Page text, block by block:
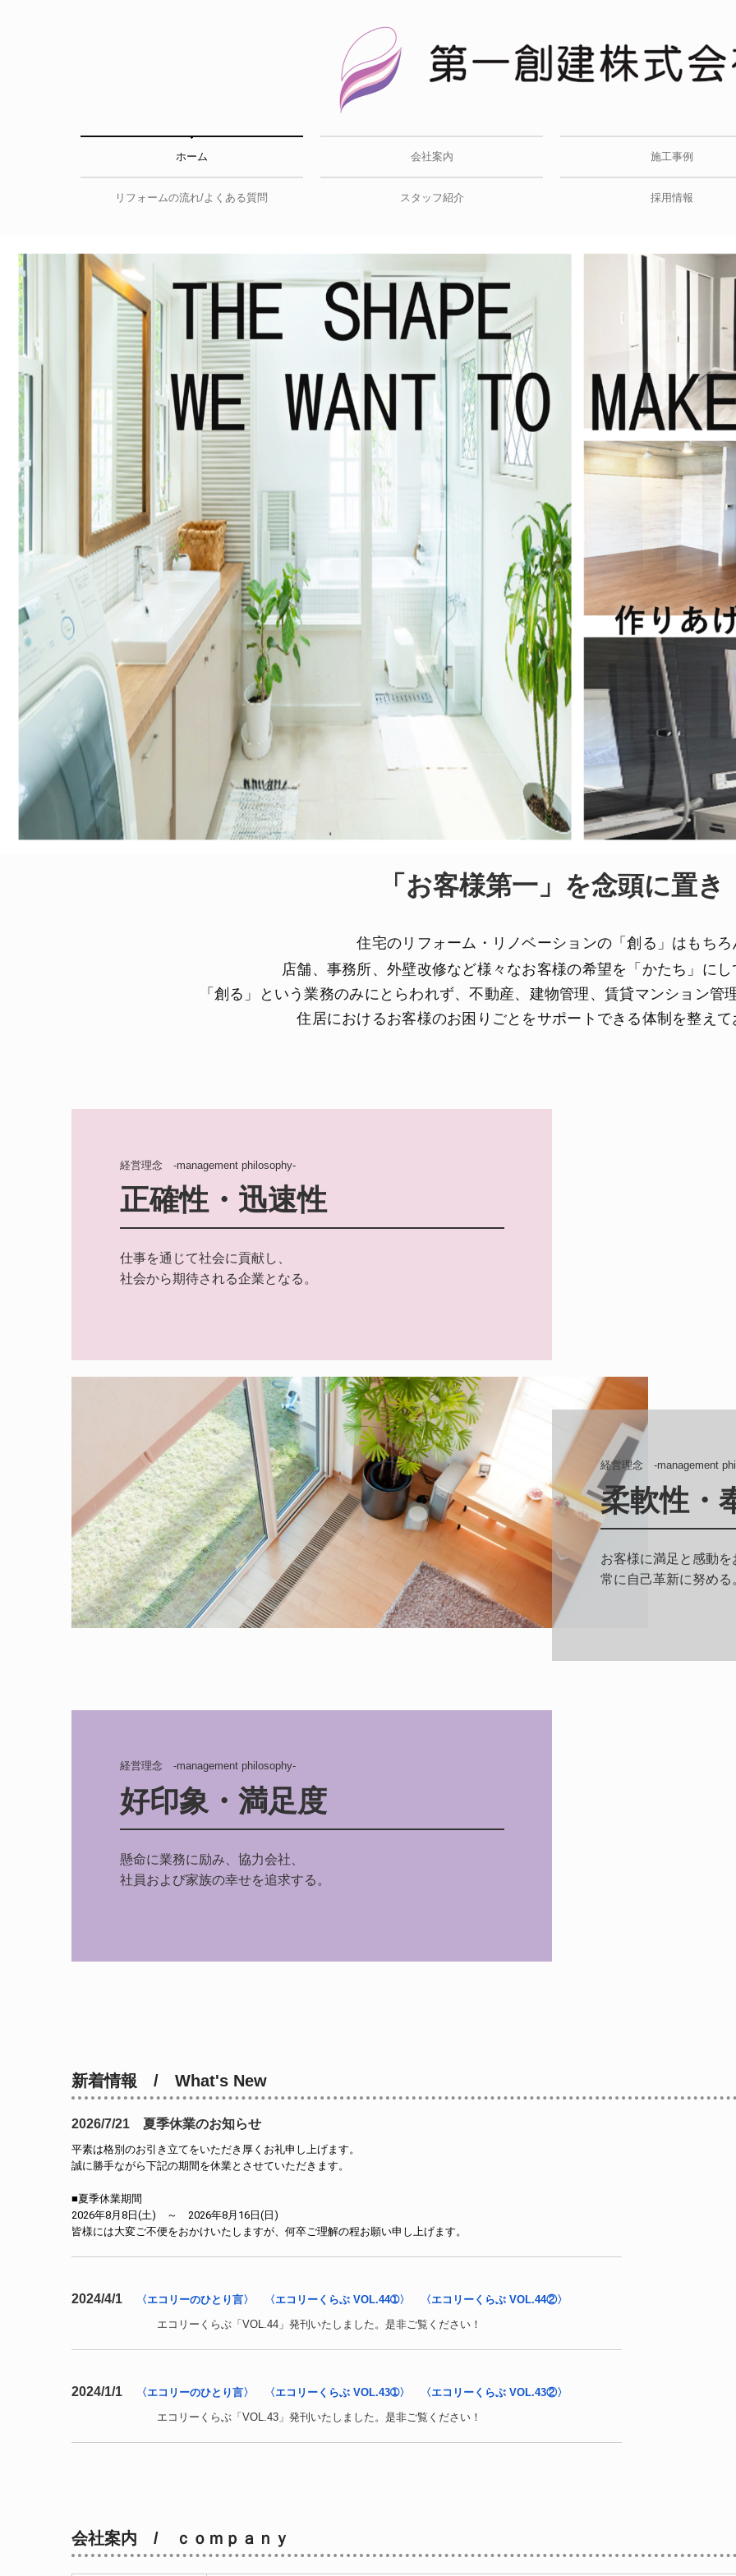
ホーム 会社案内 施工事例
リフォームの流れ/よくある質問 スタッフ紹介 採用情報
「お客様第一」を念頭に置き
住宅の リフォーム・リノベーションの「創る」はもちろ
店舗、事務所、外壁改修など様々なお客様の希望を「かたち」にし
「創る」という業務のみにとらわれず、不動産、建物管理、 賃貸マンション管
住居におけるお客様のお困りごとをサポートできる体制を整えて
経営理念　-management philosophy-
正確性・迅速性
仕事を通じて社会に貢献し、
社会から期待される企業となる。
経営理念　-management
柔軟性・
お客様に満足と感動を
常に自己革新に努める
経営理念　-management philosophy-
好印象・満足度
懸命に業務に励み、協力会社、
社員および家族の幸せを追求する。
新着情報 / What's New
2026/7/21 夏季休業のお知らせ
平素は格別のお引き立てをいただき厚くお礼申し上げます。
誠に勝手ながら下記の期間を休業とさせていただきます。
■夏季休業期間
2026年8月8日(土) ～ 2026年8月16日(日)
皆様には大変ご不便をおかけいたしますが、何卒ご理解の程お願い申し上げます。
2024/4/1 〈エコリーのひとり言〉 〈エコリーくらぶ VOL.44➀〉
〈エコリーくらぶ VOL.44②〉
エコリーくらぶ「VOL.44」発刊いたしました。是非ご覧ください！
2024/1/1 〈エコリーのひとり言〉 〈エコリーくらぶ VOL.43➀〉
〈エコリーくらぶ VOL.43②〉
エコリーくらぶ「VOL.43」発刊いたしました。是非ご覧ください！
会社案内 / ｃｏｍｐａｎｙ